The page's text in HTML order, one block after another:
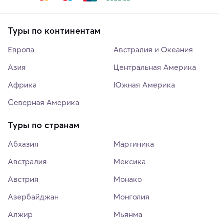
Туры по континентам
Европа
Азия
Африка
Северная Америка
Австралия и Океания
Центральная Америка
Южная Америка
Туры по странам
Абхазия
Австралия
Австрия
Азербайджан
Алжир
Мартиника
Мексика
Монако
Монголия
Мьянма